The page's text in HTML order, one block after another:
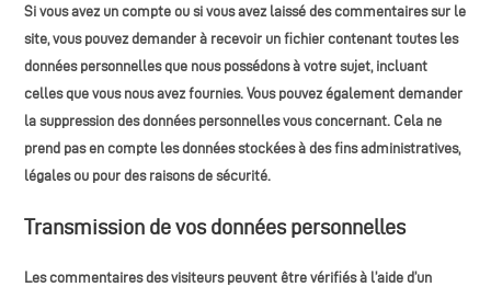
Si vous avez un compte ou si vous avez laissé des commentaires sur le
site, vous pouvez demander à recevoir un fichier contenant toutes les
données personnelles que nous possédons à votre sujet, incluant
celles que vous nous avez fournies. Vous pouvez également demander
la suppression des données personnelles vous concernant. Cela ne
prend pas en compte les données stockées à des fins administratives,
légales ou pour des raisons de sécurité.
Transmission de vos données personnelles
Les commentaires des visiteurs peuvent être vérifiés à l’aide d’un